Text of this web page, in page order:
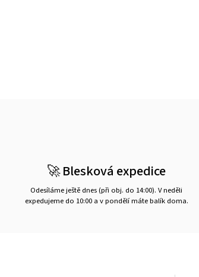
🚀 Blesková expedice
Odesíláme ještě dnes (při obj. do 14:00). V neděli
expedujeme do 10:00 a v pondělí máte balík doma.